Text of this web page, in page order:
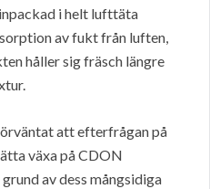
i helt lufttäta
av fukt från luften,
håller sig fräsch längre
att efterfrågan på
växa på CDON
av dess mångsidiga